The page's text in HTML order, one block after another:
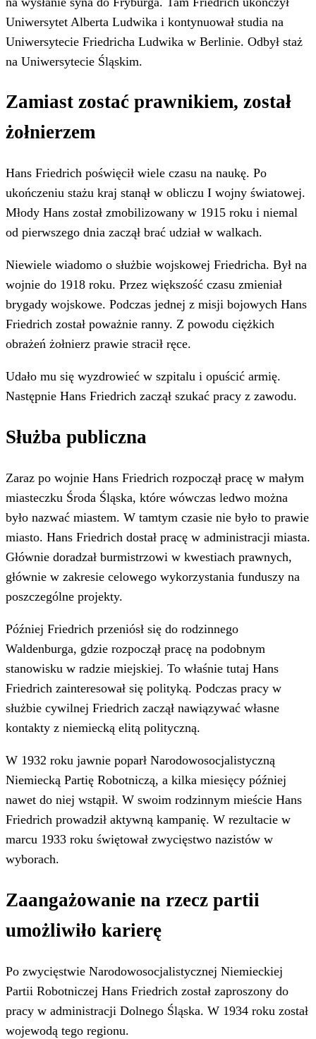
Uniwersytet Alberta Ludwika i kontynuował studia na
Uniwersytecie Friedricha Ludwika w Berlinie. Odbył staż
na Uniwersytecie Śląskim.
Zamiast zostać prawnikiem, został
żołnierzem
Hans Friedrich poświęcił wiele czasu na naukę. Po
ukończeniu stażu kraj stanął w obliczu I wojny światowej.
Młody Hans został zmobilizowany w 1915 roku i niemal
od pierwszego dnia zaczął brać udział w walkach.
Niewiele wiadomo o służbie wojskowej Friedricha. Był na
wojnie do 1918 roku. Przez większość czasu zmieniał
brygady wojskowe. Podczas jednej z misji bojowych Hans
Friedrich został poważnie ranny. Z powodu ciężkich
obrażeń żołnierz prawie stracił ręce.
Udało mu się wyzdrowieć w szpitalu i opuścić armię.
Następnie Hans Friedrich zaczął szukać pracy z zawodu.
Służba publiczna
Zaraz po wojnie Hans Friedrich rozpoczął pracę w małym
miasteczku Środa Śląska, które wówczas ledwo można
było nazwać miastem. W tamtym czasie nie było to prawie
miasto. Hans Friedrich dostał pracę w administracji miasta.
Głównie doradzał burmistrzowi w kwestiach prawnych,
głównie w zakresie celowego wykorzystania funduszy na
poszczególne projekty.
Później Friedrich przeniósł się do rodzinnego
Waldenburga, gdzie rozpoczął pracę na podobnym
stanowisku w radzie miejskiej. To właśnie tutaj Hans
Friedrich zainteresował się polityką. Podczas pracy w
służbie cywilnej Friedrich zaczął nawiązywać własne
kontakty z niemiecką elitą polityczną.
W 1932 roku jawnie poparł Narodowosocjalistyczną
Niemiecką Partię Robotniczą, a kilka miesięcy później
nawet do niej wstąpił. W swoim rodzinnym mieście Hans
Friedrich prowadził aktywną kampanię. W rezultacie w
marcu 1933 roku świętował zwycięstwo nazistów w
wyborach.
Zaangażowanie na rzecz partii
umożliwiło karierę
Po zwycięstwie Narodowosocjalistycznej Niemieckiej
Partii Robotniczej Hans Friedrich został zaproszony do
pracy w administracji Dolnego Śląska. W 1934 roku został
wojewodą tego regionu.